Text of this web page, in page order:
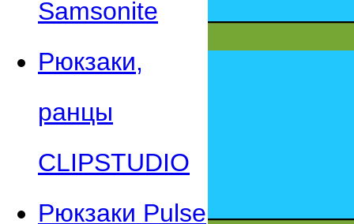
Samsonite
Рюкзаки,
ранцы
CLIPSTUDIO
Рюкзаки Pulse